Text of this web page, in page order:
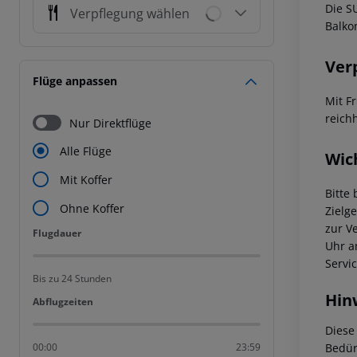
Verpflegung wählen
Flüge anpassen
Nur Direktflüge
Alle Flüge
Mit Koffer
Ohne Koffer
Flugdauer
Flugdauer
Bis zu 24 Stunden
Abflugzeiten
Abflugzeiten
00:00 23:59
Die
Mit
Bitte
zur
Uhr